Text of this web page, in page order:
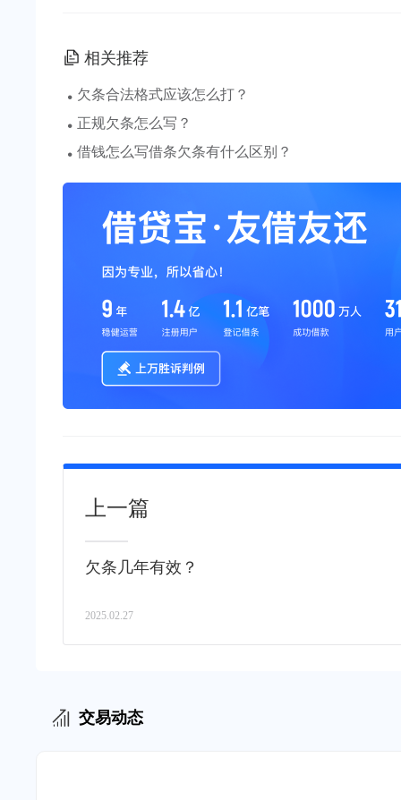
相关推荐
· 欠条合法格式应该怎么打？
· 正规欠条怎么写？
· 借钱怎么写借条欠条有什么区别？
上一篇
欠条几年有效？
2025.02.27
交易动态